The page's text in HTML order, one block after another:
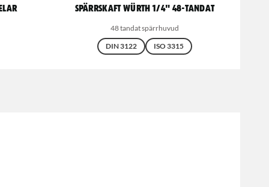
Spärrskaft Würth 1/4" 48-tandat
48 tandat spärrhuvud
DIN 3122
ISO 3315